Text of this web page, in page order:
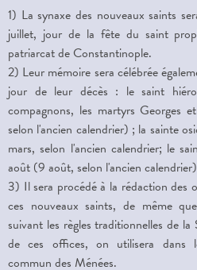
1) La synaxe des nouveaux saints
juillet, jour de la fête du saint
patriarcat de Constantinople.
2) Leur mémoire sera célébrée
jour de leur décès : le saint
compagnons, les martyrs Georges
selon l'ancien calendrier) ; la sainte
mars, selon l'ancien calendrier; le
août (9 août, selon l'ancien
3) Il sera procédé à la rédaction des
ces nouveaux saints, de même
suivant les règles traditionnelles de
de ces offices, on utilisera dans
commun des Ménées.